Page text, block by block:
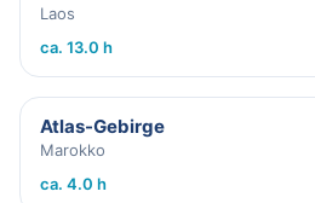
Laos
ca. 13.0 h
Atlas-Gebirge
Marokko
ca. 4.0 h